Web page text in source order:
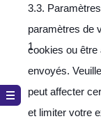
3.3.
paramètres de
cookies ou
envoyés.
peut affecter
et limiter votre